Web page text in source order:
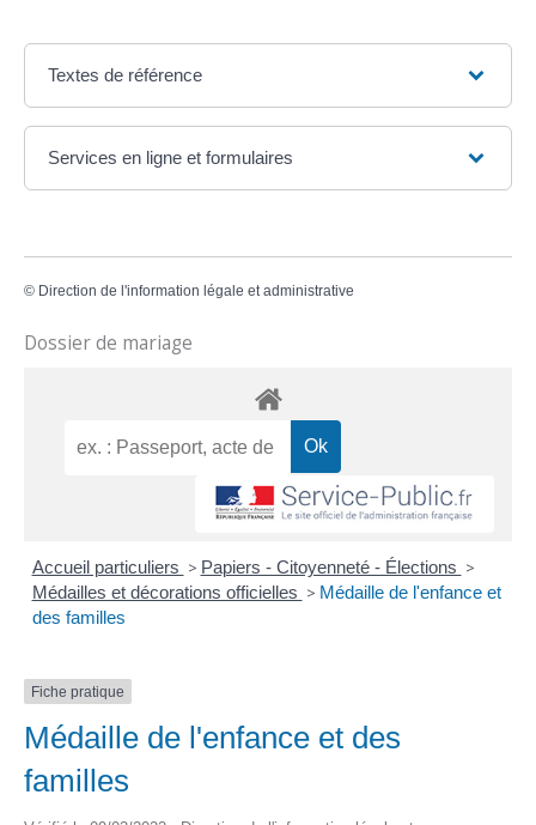
Textes de référence
Services en ligne et formulaires
© Direction de l'information légale et administrative
Dossier de mariage
Accueil particuliers > Papiers - Citoyenneté - Élections >
Médailles et décorations officielles > Médaille de l'enfance et
des familles
Fiche pratique
Médaille de l'enfance et des
familles